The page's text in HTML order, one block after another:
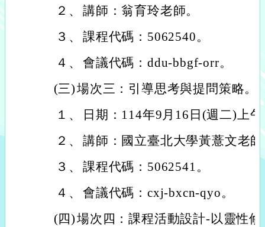
２、 講師：翁育玲老師。
３、 課程代碼：5062540。
４、 會議代碼：ddu-bbgf-orr。
(三)場次三：引導思考與提問策略。
１、
日期：114年9月16日(週二)上
２、 講師：國立臺北大學黃薏文老
３、 課程代碼：5062541。
４、 會議代碼：cxj-bxcn-qyo。
(四)場次四：課程活動設計-以靈性